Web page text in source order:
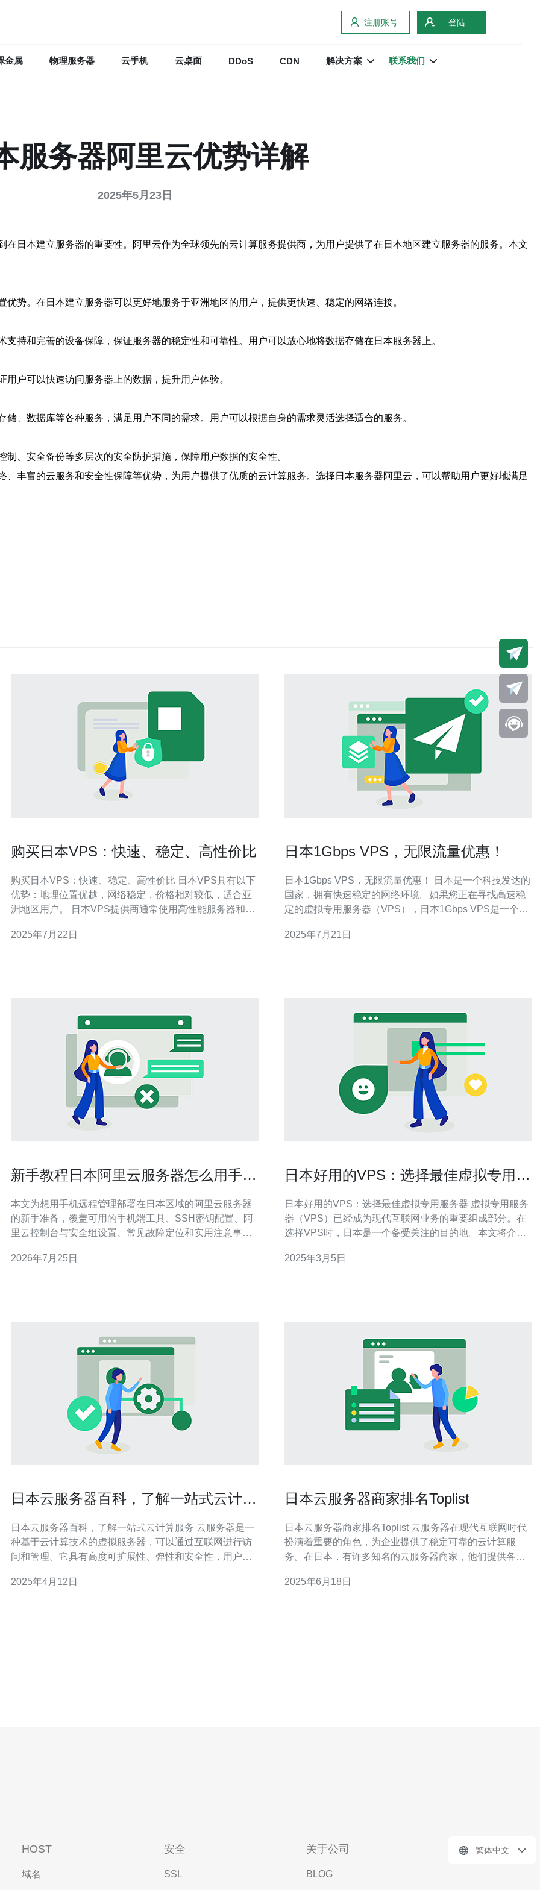
注册账号 登陆
金属 物理服务器 云手机 云桌面 DDoS CDN 解决方案 联系我们
服务器阿里云优势详解
2025年5月23日
日本建立服务器的重要性。阿里云作为全球领先的云计算服务提供商，为用户提供了在日本地区建立服务器的服务。本文
势。在日本建立服务器可以更好地服务于亚洲地区的用户，提供更快速、稳定的网络连接。
持和完善的设备保障，保证服务器的稳定性和可靠性。用户可以放心地将数据存储在日本服务器上。
户可以快速访问服务器上的数据，提升用户体验。
、数据库等各种服务，满足用户不同的需求。用户可以根据自身的需求灵活选择适合的服务。
、安全备份等多层次的安全防护措施，保障用户数据的安全性。
丰富的云服务和安全性保障等优势，为用户提供了优质的云计算服务。选择日本服务器阿里云，可以帮助用户更好地满足
购买日本VPS：快速、稳定、高性价比
购买日本VPS：快速、稳定、高性价比 日本VPS具有以下
优势：地理位置优越，网络稳定，价格相对较低，适合亚
洲地区用户。 日本VPS提供商通常使用高性能服务器和网
网络连接。 日本VPS服务商通常提供24/7的技术支持团
2025年7月22日
日本1Gbps VPS，无限流量优惠！
日本1Gbps VPS，无限流量优惠！ 日本是一个科技发达的
国家，拥有快速稳定的网络环境。如果您正在寻找高速稳
定的虚拟专用服务器（VPS），日本1Gbps VPS是一个不
互联网！ 1Gbps的网络速度保证了您在使用VPS时能够获
2025年7月21日
新手教程日本阿里云服务器怎么用手机
本文为想用手机远程管理部署在日本区域的阿里云服务器
的新手准备，覆盖可用的手机端工具、SSH密钥配置、阿
里云控制台与安全组设置、常见故障定位和实用注意事
机APP适合用来登录日本阿里云服务器？ 常见且易用的手
2026年7月25日
日本好用的VPS：选择最佳虚拟专用服
日本好用的VPS：选择最佳虚拟专用服务器 虚拟专用服务
器（VPS）已经成为现代互联网业务的重要组成部分。在
选择VPS时，日本是一个备受关注的目的地。本文将介绍
建议。 日本作为亚洲最大的经济体之一，具有强大的互联
2025年3月5日
日本云服务器百科，了解一站式云计算
日本云服务器百科，了解一站式云计算服务 云服务器是一
种基于云计算技术的虚拟服务器，可以通过互联网进行访
问和管理。它具有高度可扩展性、弹性和安全性，用户可
提供商为用户提供了一站式的云计算服务，包括云服务器
2025年4月12日
日本云服务器商家排名Toplist
日本云服务器商家排名Toplist 云服务器在现代互联网时代
扮演着重要的角色，为企业提供了稳定可靠的云计算服
务。在日本，有许多知名的云服务器商家，他们提供各种
满足不同企业的需求。本文将介绍日本云服务器商家的排
2025年6月18日
HOST
域名
安全
SSL
关于公司
BLOG
繁体中文